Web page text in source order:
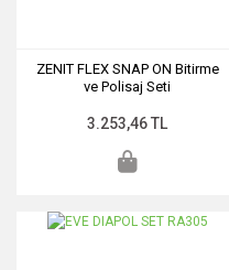
ZENIT FLEX SNAP ON Bitirme
ve Polisaj Seti
3.253,46 TL